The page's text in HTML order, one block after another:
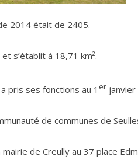
2014 était de 2405.
s’établit à 18,71 km².
pris ses fonctions au 1 er
de communes de
de Creully au 37 place